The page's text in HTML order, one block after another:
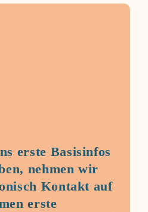
erste Basisinfos
nehmen wir
Kontakt auf
erste